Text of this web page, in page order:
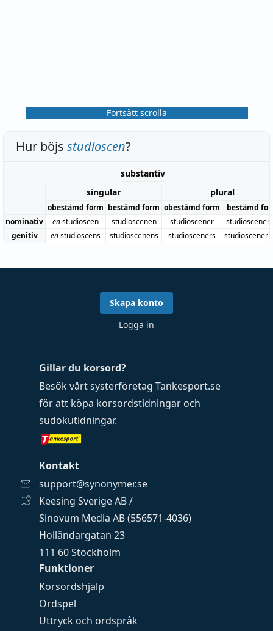
Fortsätt scrolla
Hur böjs studioscen?
substantiv
singular
plural
obestämd form bestämd form obestämd form
bestämd
nominativ
enstudioscen studioscenen studioscener
genitiv
enstudioscens studioscenens studiosceners
Funktioner
Korsordshjälp
Ordspel
Uttryck och ordspråk
Gillar du korsord?
Besök vårt systerföretag Tankesport.se
för att köpa korsordstidningar och
sudokutidningar.
Kontakt
support@synonymer.se
Keesing Sverige AB /
Sinovum Media AB (556571-4036)
Holländargatan 23
111 60 Stockholm
Skapa konto
Logga in